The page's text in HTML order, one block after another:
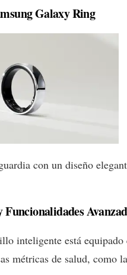
Galaxy Ring
con un diseño
inteligente está
métricas de salud, como